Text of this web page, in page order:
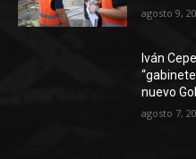
agosto 9,
Iván
nuevo
agosto 7,